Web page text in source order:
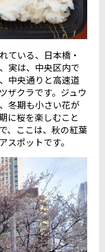
ている、日本橋・
実は、中央区内で
中央通りと高速道
ザクラです。ジュウ
冬期も小さい花が
に桜を楽しむこと
、ここは、秋の紅葉
スポットです。